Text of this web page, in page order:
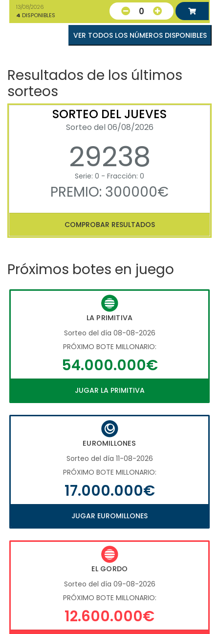
13/08/2026
4 DISPONIBLES 0
VER TODOS LOS NÚMEROS DISPONIBLES
Resultados de los últimos
sorteos
SORTEO DEL JUEVES
Sorteo del 06/08/2026
29238
Serie: 0 - Fracción: 0
PREMIO: 300000€
COMPROBAR RESULTADOS
Próximos botes en juego
LA PRIMITIVA
Sorteo del día 08-08-2026
PRÓXIMO BOTE MILLONARIO:
54.000.000€
JUGAR LA PRIMITIVA
EUROMILLONES
Sorteo del día 11-08-2026
PRÓXIMO BOTE MILLONARIO:
17.000.000€
JUGAR EUROMILLONES
EL GORDO
Sorteo del día 09-08-2026
PRÓXIMO BOTE MILLONARIO:
12.600.000€